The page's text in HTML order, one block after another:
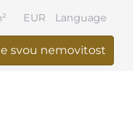
Language
svou nemovitost
EUR